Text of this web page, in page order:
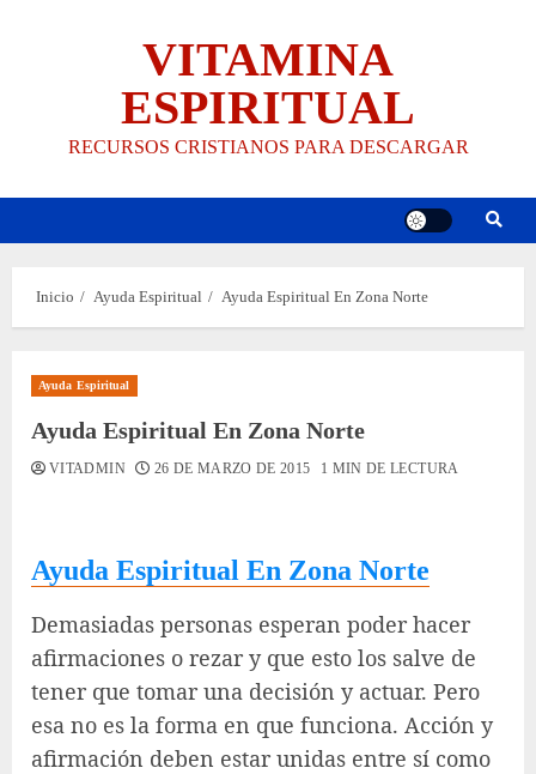
VITAMINA
ESPIRITUAL
RECURSOS CRISTIANOS PARA DESCARGAR
Inicio Ayuda Espiritual Ayuda Espiritual En Zona Norte
Ayuda Espiritual
Ayuda Espiritual En Zona Norte
VITADMIN 26 DE MARZO DE 2015 1 MIN DE LECTURA
Ayuda Espiritual En Zona Norte
Demasiadas personas esperan poder hacer
afirmaciones o rezar y que esto los salve de
tener que tomar una decisión y actuar. Pero
esa no es la forma en que funciona. Acción y
afirmación deben estar unidas entre sí como